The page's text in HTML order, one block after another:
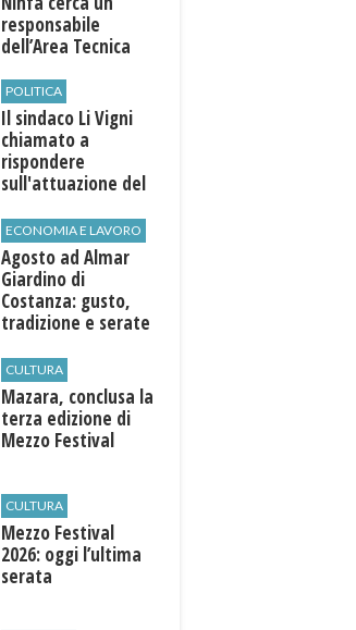
responsabile
dell’Area Tecnica
POLITICA
Il sindaco Li Vigni
chiamato a
rispondere
sull'attuazione del
ECONOMIA E LAVORO
Agosto ad Almar
Giardino di
Costanza: gusto,
tradizione e serate
anche agli ospiti
esterni
CULTURA
​Mazara, conclusa la
terza edizione di
Mezzo Festival
CULTURA
Mezzo Festival
2026: oggi l’ultima
serata